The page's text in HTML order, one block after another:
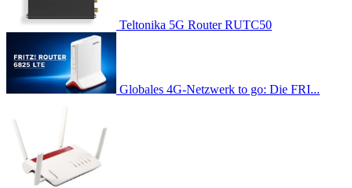
Teltonika 5G Router RUTC50
Globales 4G-Netzwerk to go: Die FRI...